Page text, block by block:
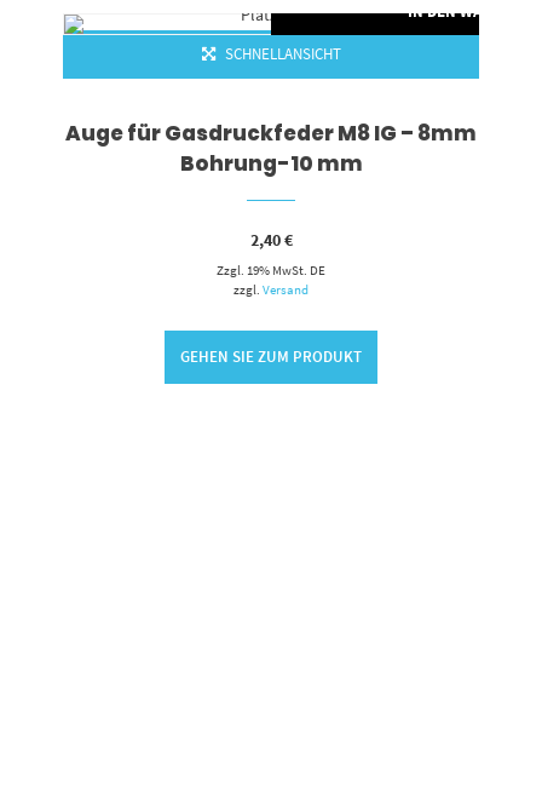
IN DEN
SCHNELLANSICHT
Auge für Gasdruckfeder M8 IG – 8mm
Bohrung-10 mm
2,40€
Zzgl. 19% MwSt. DE
zzgl.Versand
GEHEN SIE ZUM PRODUKT